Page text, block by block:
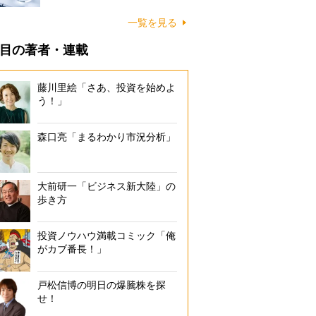
一覧を見る
の著者・連載
藤川里絵「さあ、投資を始めよ
う！」
森口亮「まるわかり市況分析」
大前研一「ビジネス新大陸」の
歩き方
投資ノウハウ満載コミック「俺
がカブ番長！」
戸松信博の明日の爆騰株を探
せ！